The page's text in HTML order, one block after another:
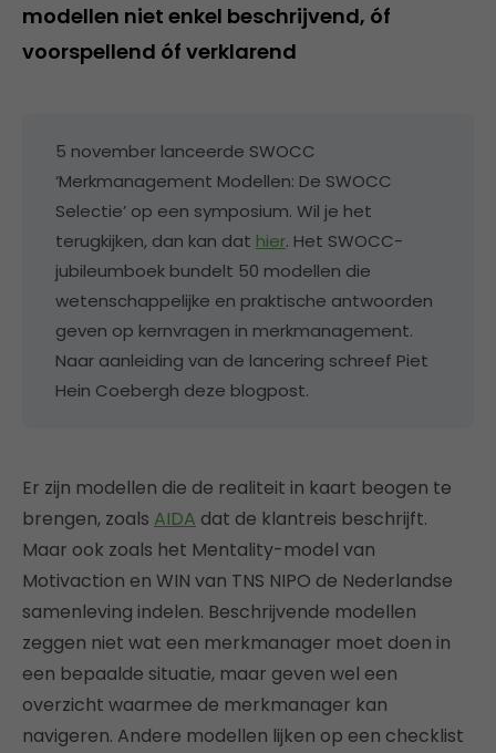
modellen niet enkel beschrijvend, óf
voorspellend óf verklarend
5 november lanceerde SWOCC
‘Merkmanagement Modellen: De SWOCC
Selectie’ op een symposium. Wil je het
terugkijken, dan kan dat hier. Het SWOCC-
jubileumboek bundelt 50 modellen die
wetenschappelijke en praktische antwoorden
geven op kernvragen in merkmanagement.
Naar aanleiding van de lancering schreef Piet
Hein Coebergh deze blogpost.
Er zijn modellen die de realiteit in kaart beogen te
brengen, zoals AIDA dat de klantreis beschrijft.
Maar ook zoals het Mentality-model van
Motivaction en WIN van TNS NIPO de Nederlandse
samenleving indelen. Beschrijvende modellen
zeggen niet wat een merkmanager moet doen in
een bepaalde situatie, maar geven wel een
overzicht waarmee de merkmanager kan
navigeren. Andere modellen lijken op een checklist